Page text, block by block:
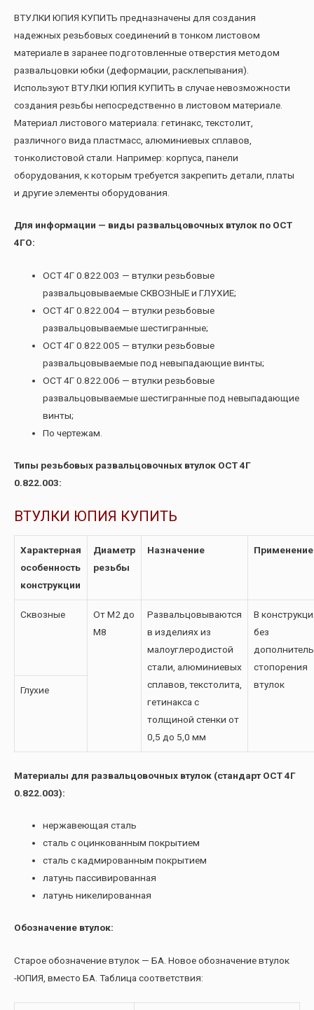
ВТУЛКИ ЮПИЯ КУПИТЬ предназначены для создания
надежных резьбовых соединений в тонком листовом
материале в заранее подготовленные отверстия методом
развальцовки юбки (деформации, расклепывания).
Используют ВТУЛКИ ЮПИЯ КУПИТЬ в случае невозможности
создания резьбы непосредственно в листовом материале.
Материал листового материала: гетинакс, текстолит,
различного вида пластмасс, алюминиевых сплавов,
тонколистовой стали. Например: корпуса, панели
оборудования, к которым требуется закрепить детали, платы
и другие элементы оборудования.
Для информации — виды развальцовочных втулок по ОСТ
4ГО:
ОСТ 4Г 0.822.003 — втулки резьбовые
развальцовываемые СКВОЗНЫЕ и ГЛУХИЕ;
ОСТ 4Г 0.822.004 — втулки резьбовые
развальцовываемые шестигранные;
ОСТ 4Г 0.822.005 — втулки резьбовые
развальцовываемые под невыпадающие винты;
ОСТ 4Г 0.822.006 — втулки резьбовые
развальцовываемые шестигранные под невыпадающие
винты;
По чертежам.
Типы резьбовых развальцовочных втулок ОСТ 4Г
0.822.003:
ВТУЛКИ ЮПИЯ КУПИТЬ
Характерная
особенность
конструкции
Диаметр
резьбы
Назначение Применение
Сквозные
От М2 до
М8
Развальцовываются
в изделиях из
малоуглеродистой
стали, алюминиевых
сплавов, текстолита,
гетинакса с
толщиной стенки от
0,5 до 5,0 мм
В
без
стопорения
втулок
Глухие
Материалы для развальцовочных втулок (стандарт ОСТ 4Г
0.822.003):
нержавеющая сталь
сталь с оцинкованным покрытием
сталь с кадмированным покрытием
латунь пассивированная
латунь никелированная
Обозначение втулок:
Старое обозначение втулок — БА. Новое обозначение втулок
-ЮПИЯ, вместо БА. Таблица соответствия: